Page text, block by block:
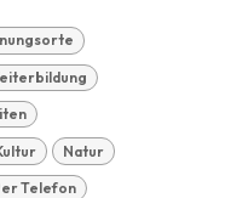
Natur
Telefon